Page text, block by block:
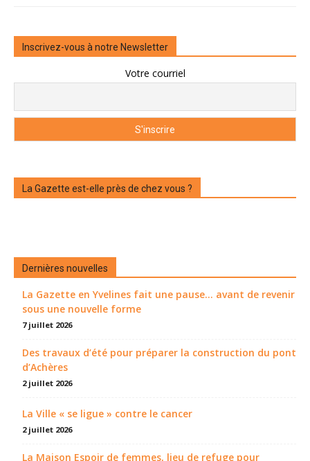
Inscrivez-vous à notre Newsletter
Votre courriel
La Gazette est-elle près de chez vous ?
Dernières nouvelles
La Gazette en Yvelines fait une pause... avant de revenir
sous une nouvelle forme
7 juillet 2026
Des travaux d’été pour préparer la construction du pont
d’Achères
2 juillet 2026
La Ville « se ligue » contre le cancer
2 juillet 2026
La Maison Espoir de femmes, lieu de refuge pour